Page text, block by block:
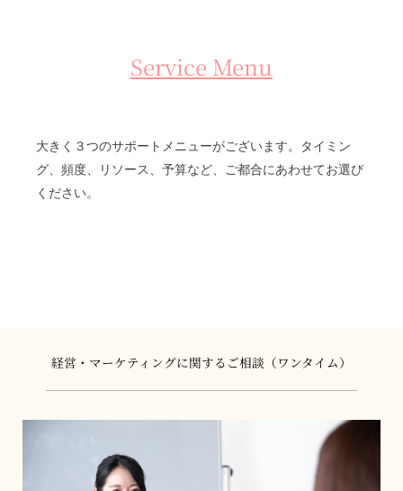
Service Menu
大きく３つのサポートメニューがございます。タイミン
グ、頻度、リソース、予算など、ご都合にあわせてお選び
ください。
経営・マーケティングに関するご相談（ワンタイム）